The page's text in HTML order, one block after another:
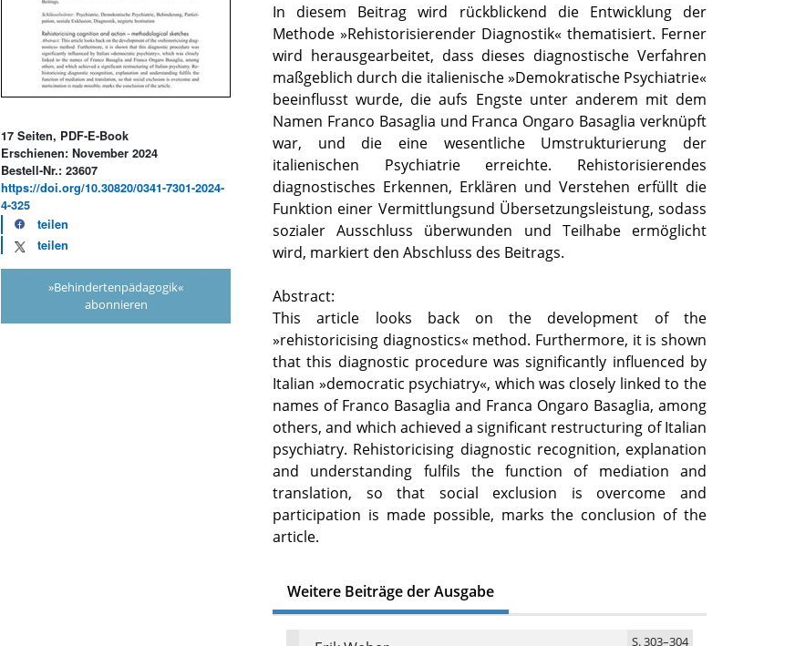
17 Seiten, PDF-E-Book
Erschienen: November 2024
Bestell-Nr.: 23607
https://doi.org/10.30820/0341-7301-2024-
4-325
teilen
teilen
»Behindertenpädagogik«
abonnieren
In diesem Beitrag wird rückblickend die Entwicklung der
Methode »Rehistorisierender Diagnostik« thematisiert. Ferner
wird herausgearbeitet, dass dieses diagnostische Verfahren
maßgeblich durch die italienische »Demokratische Psychiatrie«
beeinflusst wurde, die aufs Engste unter anderem mit dem
Namen Franco Basaglia und Franca Ongaro Basaglia verknüpft
war, und die eine wesentliche Umstrukturierung der
italienischen Psychiatrie erreichte. Rehistorisierendes
diagnostisches Erkennen, Erklären und Verstehen erfüllt die
Funktion einer Vermittlungsund Übersetzungsleistung, sodass
sozialer Ausschluss überwunden und Teilhabe ermöglicht
wird, markiert den Abschluss des Beitrags.
Abstract:
This article looks back on the development of the
»rehistoricising diagnostics« method. Furthermore, it is shown
that this diagnostic procedure was significantly influenced by
Italian »democratic psychiatry«, which was closely linked to the
names of Franco Basaglia and Franca Ongaro Basaglia, among
others, and which achieved a significant restructuring of Italian
psychiatry. Rehistoricising diagnostic recognition, explanation
and understanding fulfils the function of mediation and
translation, so that social exclusion is overcome and
participation is made possible, marks the conclusion of the
article.
Weitere Beiträge der Ausgabe
S. 303–304